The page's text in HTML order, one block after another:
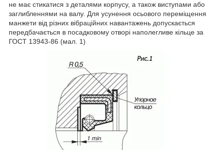
не має стикатися з деталями корпусу, а також виступами або
заглибленнями на валу. Для усунення осьового переміщення
манжети від різних вібраційних навантажень допускається
передбачається в посадковому отворі наполегливе кільце за
ГОСТ 13943-86 (мал. 1)